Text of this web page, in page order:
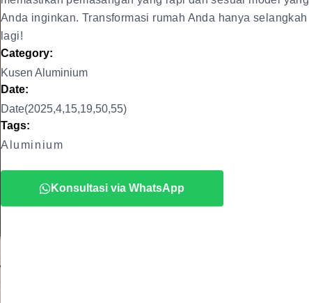
Anda inginkan. Transformasi rumah Anda hanya selangkah
lagi!
Category:
Kusen Aluminium
Date:
Date(2025,4,15,19,50,55)
Tags:
Aluminium
Konsultasi via WhatsApp